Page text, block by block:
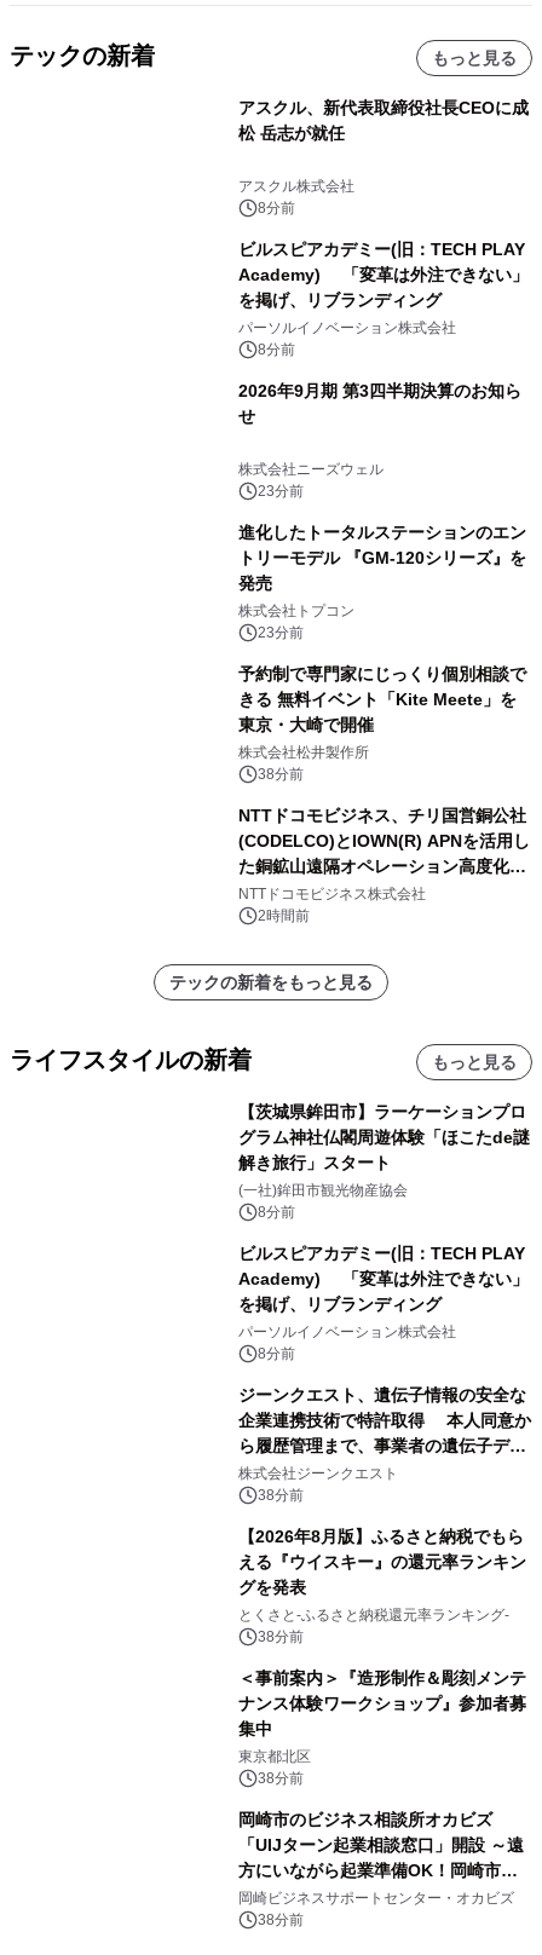
テックの新着 もっと見る
アスクル、新代表取締役社長CEOに成
松 岳志が就任
アスクル株式会社
8分前
ビルスピアカデミー(旧：TECH PLAY
Academy) 「変革は外注できない」
を掲げ、リブランディング
パーソルイノベーション株式会社
8分前
2026年9月期 第3四半期決算のお知ら
せ
株式会社ニーズウェル
23分前
進化したトータルステーションのエン
トリーモデル 『GM-120シリーズ』を
発売
株式会社トプコン
23分前
予約制で専門家にじっくり個別相談で
きる 無料イベント「Kite Meete」を
東京・大崎で開催
株式会社松井製作所
38分前
NTTドコモビジネス、チリ国営銅公社
(CODELCO)とIOWN(R) APNを活用し
た銅鉱山遠隔オペレーション高度化に
向けた調査・実証を開始
NTTドコモビジネス株式会社
2時間前
テックの新着をもっと見る
ライフスタイルの新着 もっと見る
【茨城県鉾田市】ラーケーションプロ
グラム神社仏閣周遊体験「ほこたde謎
解き旅行」スタート
(一社)鉾田市観光物産協会
8分前
ビルスピアカデミー(旧：TECH PLAY
Academy) 「変革は外注できない」
を掲げ、リブランディング
パーソルイノベーション株式会社
8分前
ジーンクエスト、遺伝子情報の安全な
企業連携技術で特許取得 本人同意か
ら履歴管理まで、事業者の遺伝子デー
タ活用を支援
株式会社ジーンクエスト
38分前
【2026年8月版】ふるさと納税でもら
える『ウイスキー』の還元率ランキン
グを発表
とくさと-ふるさと納税還元率ランキング-
38分前
＜事前案内＞『造形制作＆彫刻メンテ
ナンス体験ワークショップ』参加者募
集中
東京都北区
38分前
岡崎市のビジネス相談所オカビズ
「UIJターン起業相談窓口」開設 ～遠
方にいながら起業準備OK！岡崎市を
挑戦者があつまるまちに～
岡崎ビジネスサポートセンター・オカビズ
38分前